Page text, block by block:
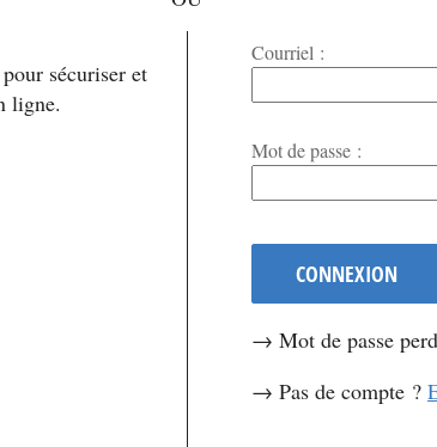
sécuriser et
ligne.
Courriel :
Mot de passe :
CONNEXION
→ Mot de passe
→ Pas de compte ?